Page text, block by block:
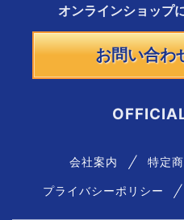
オンラインショップ
お問い合わ
会社案内 特定
プライバシーポリシー